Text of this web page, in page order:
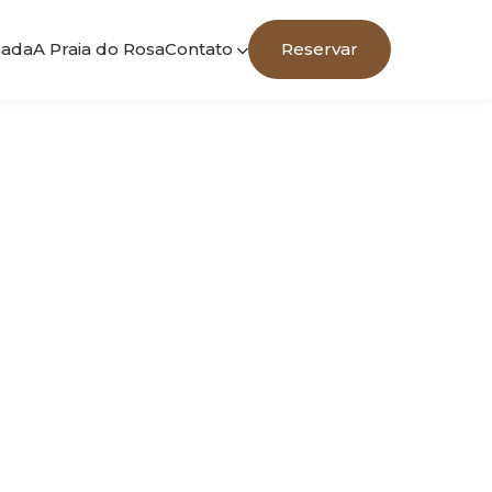
A Praia do RosaContato Reservar